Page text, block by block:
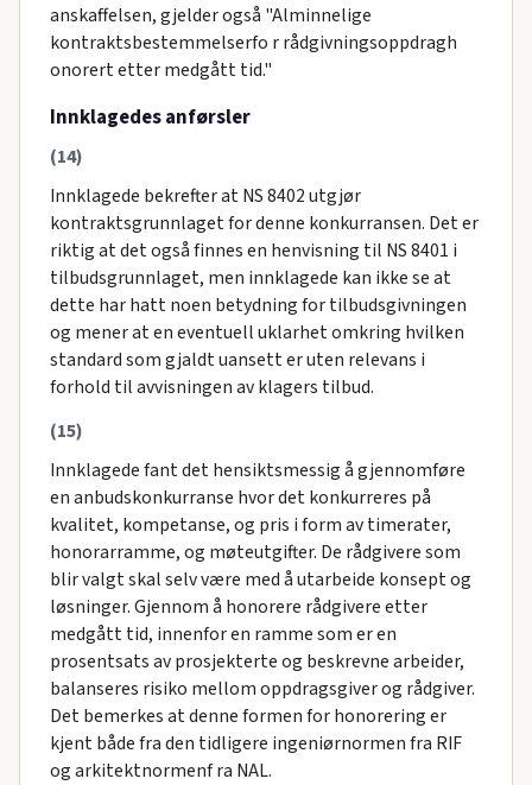
anskaffelsen, gjelder også "Alminnelige
kontraktsbestemmelserfo r rådgivningsoppdragh
onorert etter medgått tid."
Innklagedes anførsler
(14)
Innklagede bekrefter at NS 8402 utgjør
kontraktsgrunnlaget for denne konkurransen. Det er
riktig at det også finnes en henvisning til NS 8401 i
tilbudsgrunnlaget, men innklagede kan ikke se at
dette har hatt noen betydning for tilbudsgivningen
og mener at en eventuell uklarhet omkring hvilken
standard som gjaldt uansett er uten relevans i
forhold til avvisningen av klagers tilbud.
(15)
Innklagede fant det hensiktsmessig å gjennomføre
en anbudskonkurranse hvor det konkurreres på
kvalitet, kompetanse, og pris i form av timerater,
honorarramme, og møteutgifter. De rådgivere som
blir valgt skal selv være med å utarbeide konsept og
løsninger. Gjennom å honorere rådgivere etter
medgått tid, innenfor en ramme som er en
prosentsats av prosjekterte og beskrevne arbeider,
balanseres risiko mellom oppdragsgiver og rådgiver.
Det bemerkes at denne formen for honorering er
kjent både fra den tidligere ingeniørnormen fra RIF
og arkitektnormenf ra NAL.